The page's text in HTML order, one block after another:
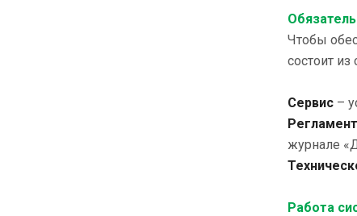
Чтобы
состоит из
Сервис –
Регламент
журнале
Работа